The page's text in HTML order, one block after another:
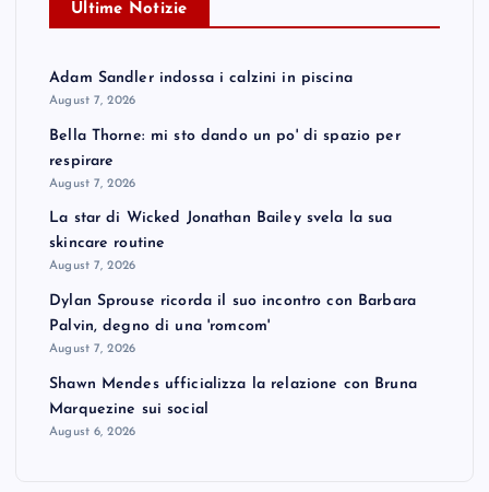
Ultime Notizie
Adam Sandler indossa i calzini in piscina
August 7, 2026
Bella Thorne: mi sto dando un po' di spazio per
respirare
August 7, 2026
La star di Wicked Jonathan Bailey svela la sua
skincare routine
August 7, 2026
Dylan Sprouse ricorda il suo incontro con Barbara
Palvin, degno di una 'romcom'
August 7, 2026
Shawn Mendes ufficializza la relazione con Bruna
Marquezine sui social
August 6, 2026